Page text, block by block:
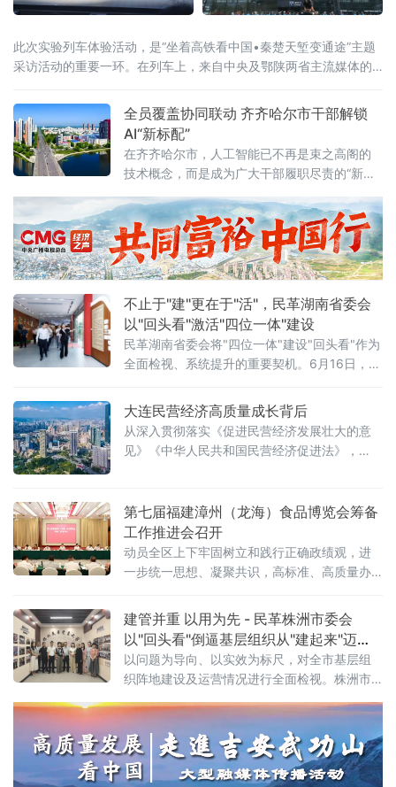
此次实验列车体验活动，是“坐着高铁看中国•秦楚天堑变通途”主题
采访活动的重要一环。在列车上，来自中央及鄂陕两省主流媒体的
体验。“龙韵骧梦”乘务组值乘实验全员覆盖协同联动 齐齐哈尔市干部解锁
AI“新标配”
在齐齐哈尔市，人工智能已不再是束之高阁的
技术概念，而是成为广大干部履职尽责的“新标
为服务产业升级的关键一招，突出全员覆盖、
场景解题、协同联动，累计培训2.5万余人次，
推动形成“学AI、懂AI、用AI”的履职新常态。
不止于"建"更在于"活"，民革湖南省委会
以"回头看"激活"四位一体"建设
民革湖南省委会将"四位一体"建设"回头看"作为
全面检视、系统提升的重要契机。6月16日，湖
涤非率队深入基层一线调研，推动各级组织
从"建起来"向"用起来""活起来"转变。蒋涤非一
行先后走访湖南民革党员之家、长沙民革党员
之家及民革党史教育基地——湖南和平解放史
会
大连民营经济高质量成长背后
从深入贯彻落实《促进民营经济发展壮大的意
见》《中华人民共和国民营经济促进法》，
企业想在一起、站在一起、干在一起。今年一
季度，全市民营经济经营主体占比超95.5%，
进出口总值占比60.9%……
第七届福建漳州（龙海）食品博览会筹备
工作推进会召开
动员全区上下牢固树立和践行正确政绩观，进
一步统一思想、凝聚共识，高标准、高质量办
艺章出席并讲话。
建管并重 以用为先 - 民革株洲市委会
以"回头看"倒逼基层组织从"建起来"迈
向"活起来"
以问题为导向、以实效为标尺，对全市基层组
织阵地建设及运营情况进行全面检视。株洲市
长、民革株洲市委会主委程轶辉带队调研。调
研组先后走访株洲民革党员之家及天元一支部
党员之家，实地察看阵地硬件设施、文化展
示、功能规划及多媒体配置等基础条件，并听